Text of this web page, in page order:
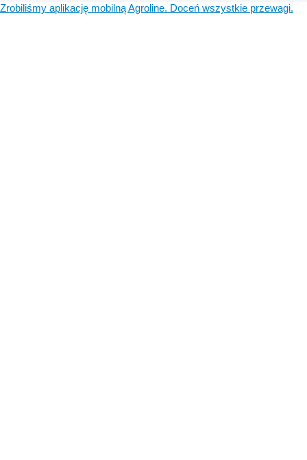
Zrobiliśmy aplikację mobilną Agroline. Doceń wszystkie przewagi.